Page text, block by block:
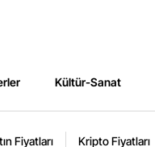
Kültür-Sanat
Fiyatları Kripto Fiyatları